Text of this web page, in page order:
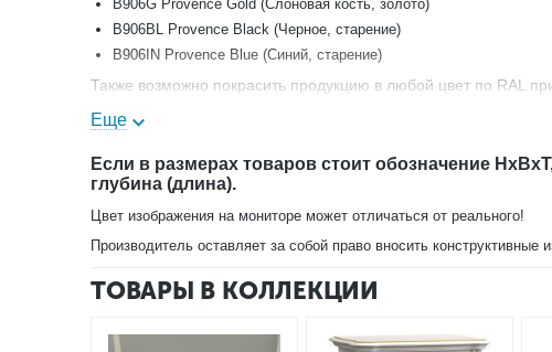
B906G Provence Gold (Слоновая кость, золото)
B906BL Provence Black (Черное, старение)
В906IN Provence Blue (Синий, старение)
Также возможно покрасить продукцию в любой цвет по RAL
В нашем магазине Вы сможете купить Консоль 6 ящиков В906
Еще
Если в размерах товаров стоит обозначение
глубина (длина).
Цвет изображения на мониторе может отличаться от реального!
Производитель оставляет за собой право вносить
ТОВАРЫ В КОЛЛЕКЦИИ